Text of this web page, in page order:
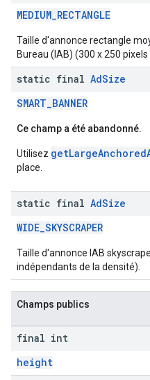
MEDIUM_RECTANGLE
Taille d'annonce rectangle
Bureau (IAB) (300 x 250
static final AdSize
SMART_BANNER
Ce champ a été abandonné.
Utilisez
place.
static final AdSize
WIDE_SKYSCRAPER
Taille d'annonce IAB
indépendants de la densité).
Champs publics
final int
height